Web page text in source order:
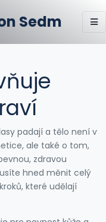
Sedm
padají a tělo není v
ale také o tom,
zdravou
hned měnit celý
které udělají